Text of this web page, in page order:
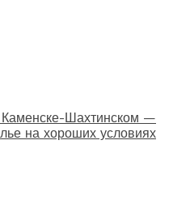
Шахтинском —
на хороших условиях